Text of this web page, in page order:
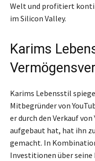
Welt und profitiert
im Silicon Valley.
Karims
Karims Lebensstil
Mitbegründer von
er durch den Verkauf
aufgebaut hat, hat ihn
gemacht. In
Investitionen über seine